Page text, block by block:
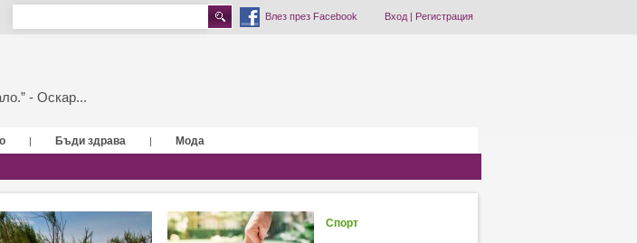
Влез през Facebook Вход| Регистрация
- Оскар...
| Бъди здрава | Мода
Спорт